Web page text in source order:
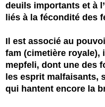
deuils importants et à
liés à la fécondité des
Il est associé au
fam (cimetière royale),
mepfeli, dont une des
les esprit malfaisants,
qui hantent encore la